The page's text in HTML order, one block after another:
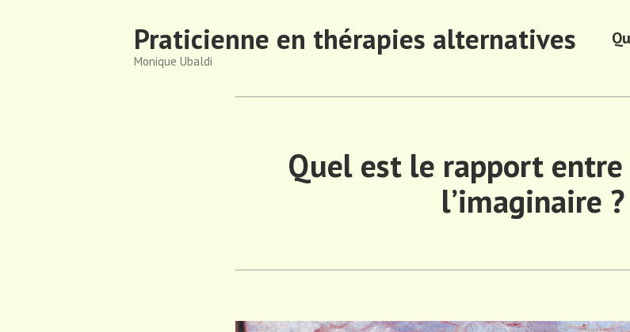
Praticienne en thérapies alternatives
Monique Ubaldi
Quel est le rapport
l’imaginaire ?